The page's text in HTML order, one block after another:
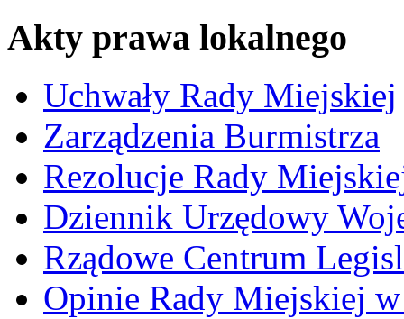
Akty prawa lokalnego
Uchwały Rady Miejskiej
Zarządzenia Burmistrza
Rezolucje Rady
Dziennik Urzędowy
Rządowe Centrum
Opinie Rady Miejskiej w